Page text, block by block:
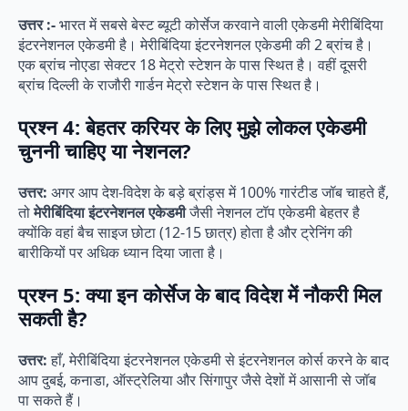
उत्तर :-भारत में सबसे बेस्ट ब्यूटी कोर्सेज करवाने वाली एकेडमी मेरीबिंदिया
इंटरनेशनल एकेडमी है। मेरीबिंदिया इंटरनेशनल एकेडमी की 2 ब्रांच है।
एक ब्रांच नोएडा सेक्टर 18 मेट्रो स्टेशन के पास स्थित है। वहीं दूसरी
ब्रांच दिल्ली के राजौरी गार्डन मेट्रो स्टेशन के पास स्थित है।
प्रश्न 4: बेहतर करियर के लिए मुझे लोकल एकेडमी
चुननी चाहिए या नेशनल?
उत्तर: अगर आप देश-विदेश के बड़े ब्रांड्स में 100% गारंटीड जॉब चाहते हैं,
तोमेरीबिंदिया इंटरनेशनल एकेडमीजैसी नेशनल टॉप एकेडमी बेहतर है
क्योंकि वहां बैच साइज छोटा (12-15 छात्र) होता है और ट्रेनिंग की
बारीकियों पर अधिक ध्यान दिया जाता है।
प्रश्न 5: क्या इन कोर्सेज के बाद विदेश में नौकरी मिल
सकती है?
उत्तर:हाँ, मेरीबिंदिया इंटरनेशनल एकेडमी से इंटरनेशनल कोर्स करने के बाद
आप दुबई, कनाडा, ऑस्ट्रेलिया और सिंगापुर जैसे देशों में आसानी से जॉब
पा सकते हैं।